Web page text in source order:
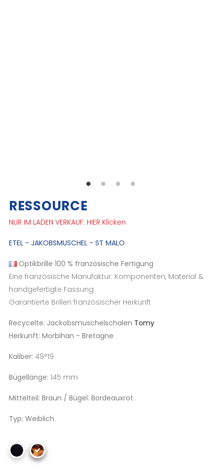
RESSOURCE
NUR IM LADEN VERKAUF: HIER Klicken
ETEL - JAKOBSMUSCHEL - ST MALO
Optikbrille 100 % französische Fertigung
Eine französische Manufaktur: Komponenten, Material &
handgefertigte Fassung
Garantierte Brillen französischer Herkunft
Recycelte: Jackobsmuschelschalen Tomy
Herkunft: Morbihan - Bretagne
Kaliber: 49°19
Bügellänge: 145 mm
Mittelteil: Braun / Bügel: Bordeauxrot
Typ: Weiblich